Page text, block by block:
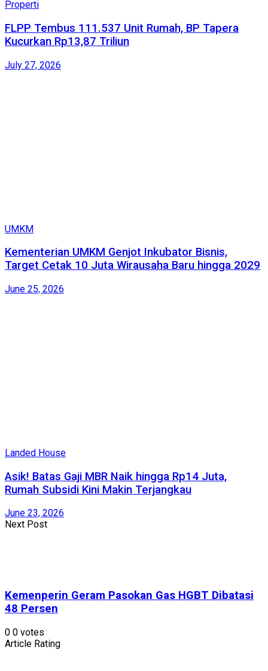
Properti
FLPP Tembus 111.537 Unit Rumah, BP Tapera
Kucurkan Rp13,87 Triliun
July 27, 2026
UMKM
Kementerian UMKM Genjot Inkubator Bisnis,
Target Cetak 10 Juta Wirausaha Baru hingga 2029
June 25, 2026
Landed House
Asik! Batas Gaji MBR Naik hingga Rp14 Juta,
Rumah Subsidi Kini Makin Terjangkau
June 23, 2026
Next Post
Kemenperin Geram Pasokan Gas HGBT Dibatasi
48 Persen
0 0 votes
Article Rating